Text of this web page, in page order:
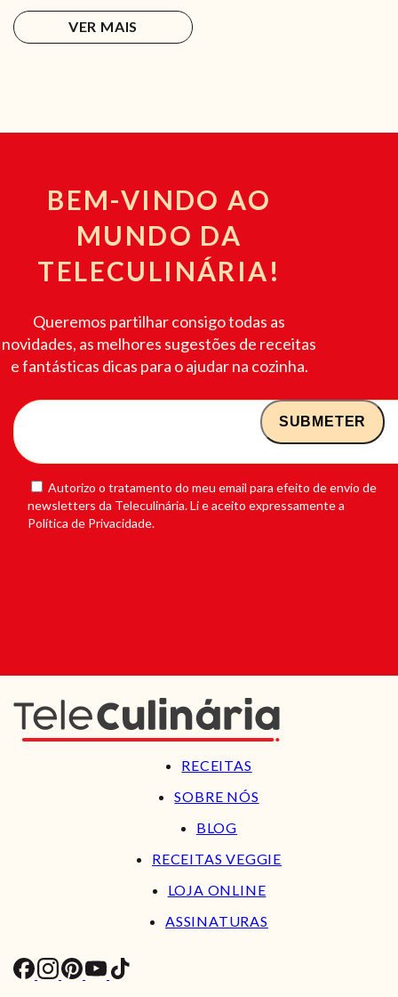
VER MAIS
BEM-VINDO AO
MUNDO DA
TELECULINÁRIA!
Queremos partilhar consigo todas as
novidades, as melhores sugestões de receitas
e fantásticas dicas para o ajudar na cozinha.
Autorizo o tratamento do meu email para efeito de envio de
newsletters da Teleculinária. Li e aceito expressamente a
Política de Privacidade.
RECEITAS
SOBRE NÓS
BLOG
RECEITAS VEGGIE
LOJA ONLINE
ASSINATURAS